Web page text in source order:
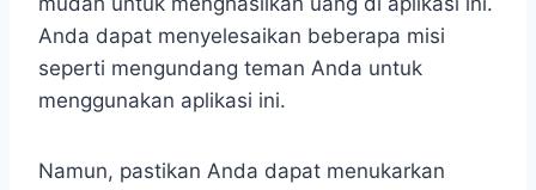
Anda dapat menyelesaikan beberapa misi
seperti mengundang teman Anda untuk
menggunakan aplikasi ini.
Namun, pastikan Anda dapat menukarkan